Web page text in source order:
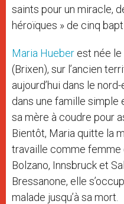
saints pour un miracle,
héroïques » de cinq
Maria Hueber est née
(Brixen), sur l’ancien
aujourd’hui dans le
dans une famille simple
sa mère à coudre pour
Bientôt, Maria quitte la
travaille comme femme
Bolzano, Innsbruck et
Bressanone, elle
malade jusqu’à sa mort.